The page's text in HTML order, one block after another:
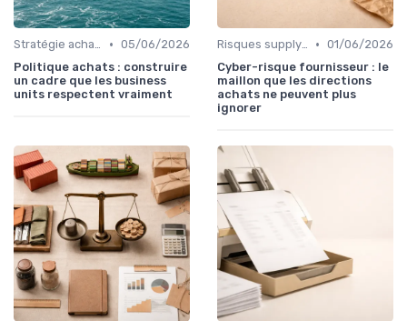
Stratégie achats • 05/06/2026
Politique achats : construire
un cadre que les business
units respectent vraiment
Risques supply-chain • 01/06/2026
Cyber-risque fournisseur : le
maillon que les directions
achats ne peuvent plus
ignorer